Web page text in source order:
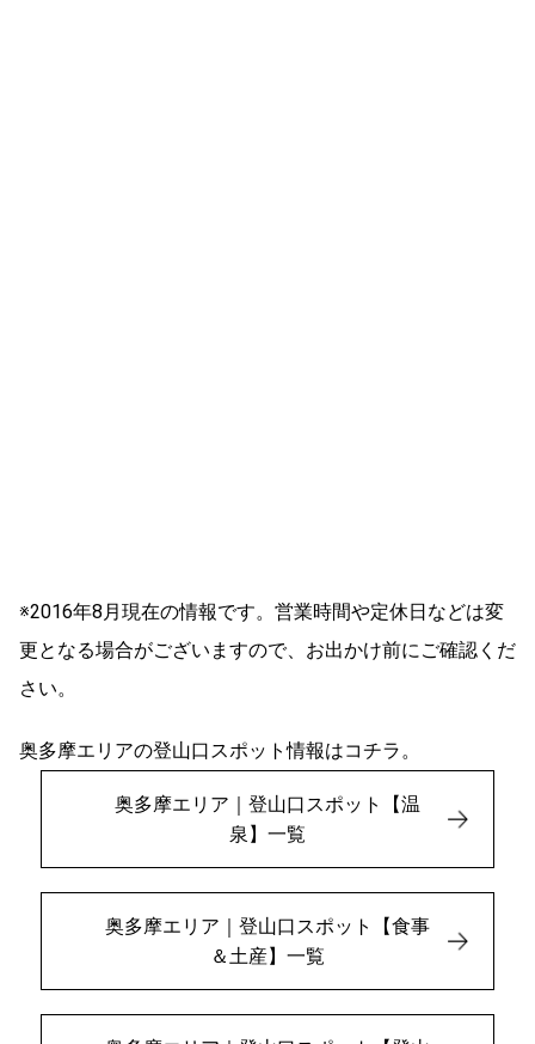
※2016年8月現在の情報です。営業時間や定休日などは変
更となる場合がございますので、お出かけ前にご確認くだ
さい。
奥多摩エリアの登山口スポット情報はコチラ。
奥多摩エリア｜登山口スポット【温
泉】一覧
奥多摩エリア｜登山口スポット【食事
＆土産】一覧